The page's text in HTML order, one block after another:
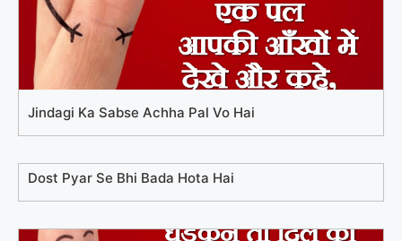
Jindagi Ka Sabse Achha Pal Vo Hai
Dost Pyar Se Bhi Bada Hota Hai